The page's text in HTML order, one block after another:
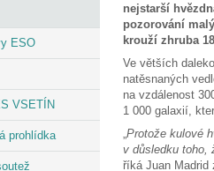
ESO
VSETÍN
prohlídka
nejstarší
pozorování
krouží zhruba
Ve větších
natěsnaných
na vzdálenost
1 000 galaxií,
„Protože kulové
v důsledku toho,
říká Juan Madrid